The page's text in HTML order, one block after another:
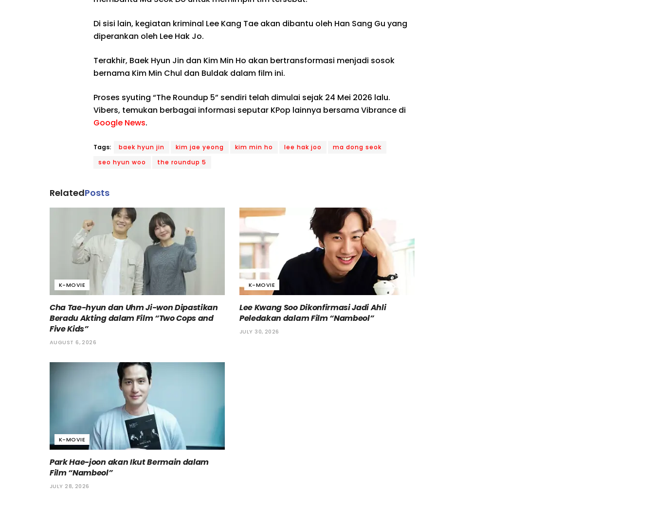
Di sisi lain, kegiatan kriminal Lee Kang Tae akan dibantu oleh Han Sang Gu yang
diperankan oleh Lee Hak Jo.
Terakhir, Baek Hyun Jin dan Kim Min Ho akan bertransformasi menjadi sosok
bernama Kim Min Chul dan Buldak dalam film ini.
Proses syuting “The Roundup 5” sendiri telah dimulai sejak 24 Mei 2026 lalu.
Vibers, temukan berbagai informasi seputar KPop lainnya bersama Vibrance di
Google News.
Tags: baek hyun jin kim jae yeong kim min ho lee hak joo
ma dong seok
seo hyun woo
the roundup 5
RelatedPosts
K-MOVIE
Cha Tae-hyun dan Uhm Ji-won Dipastikan
Beradu Akting dalam Film “Two Cops and
Five Kids”
AUGUST 6, 2026
K-MOVIE
Lee Kwang Soo Dikonfirmasi Jadi Ahli
Peledakan dalam Film “Nambeol”
JULY 30, 2026
K-MOVIE
Park Hae-joon akan Ikut Bermain dalam
Film “Nambeol”
JULY 28, 2026